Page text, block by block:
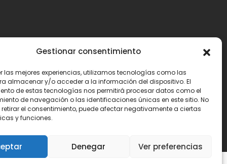
Gestionar consentimiento
las mejores experiencias, utilizamos tecnologías como las
almacenar y/o acceder a la información del dispositivo. El
de estas tecnologías nos permitirá procesar datos como el
de navegación o las identificaciones únicas en este sitio. No
el consentimiento, puede afectar negativamente a ciertas
y funciones.
Denegar Ver preferencias